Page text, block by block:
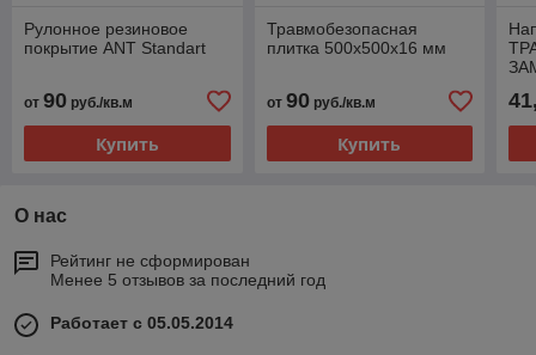
Рулонное резиновое
покрытие ANT Standart
от 90 руб./кв.м
Купить
Травмобезопасная
плитка 500х500х16 мм
от 90руб./кв.м
Купить
О нас
Рейтинг не сформирован
Менее 5 отзывов за последний год
Работает с 05.05.2014